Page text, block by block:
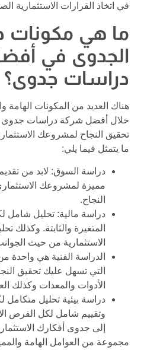
في اتخاذ القرارات الاستثمارية
ما هي مكونات
الجدوى في
دراسات جدوى؟
هناك العديد من المكونات الهامة
خلال أفضل شركة دراسات جدوى
تحقيق النجاح لمشروعك
ما يتمثل فيما يلي:
دراسة السوق: لابد من
مميزة لمشروعك
النجاح.
دراسة مالية: تحليل شامل
المتغيرة والثابتة. وكذلك
الاستثمارية من حيث
الدراسة الفنية هي واحدة
التي تسهل عليك تحقيق
الأدوات والمعدات وكذلك
دراسة بيئية تحليل متكامل
وتقييم شامل لكل الفرص
إلى جدوى أفكارك
مجموعة من العوامل الهامة